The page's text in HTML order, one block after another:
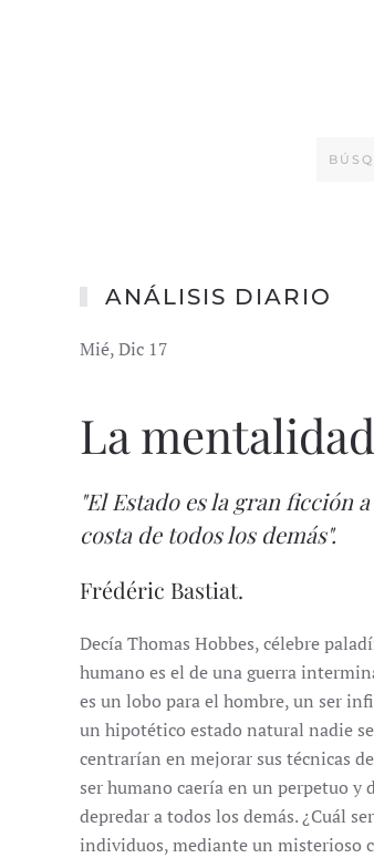
ANÁLISIS DIARIO
Mié, Dic 17
La
"El Estado es la gran ficción
costa de todos los demás".
Frédéric Bastiat.
Decía Thomas Hobbes, célebre
humano es el de una guerra
es un lobo para el hombre, un ser
un hipotético estado natural nadie
centrarían en mejorar sus técnicas
ser humano caería en un perpetuo
depredar a todos los demás. ¿Cuál
individuos, mediante un misterioso